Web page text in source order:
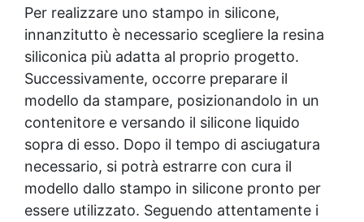
Per realizzare uno stampo in silicone,
innanzitutto è necessario scegliere la resina
siliconica più adatta al proprio progetto.
Successivamente, occorre preparare il
modello da stampare, posizionandolo in un
contenitore e versando il silicone liquido
sopra di esso. Dopo il tempo di asciugatura
necessario, si potrà estrarre con cura il
modello dallo stampo in silicone pronto per
essere utilizzato. Seguendo attentamente i